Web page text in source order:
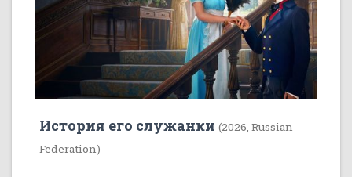
История его служанки (2026, Russian
Federation)